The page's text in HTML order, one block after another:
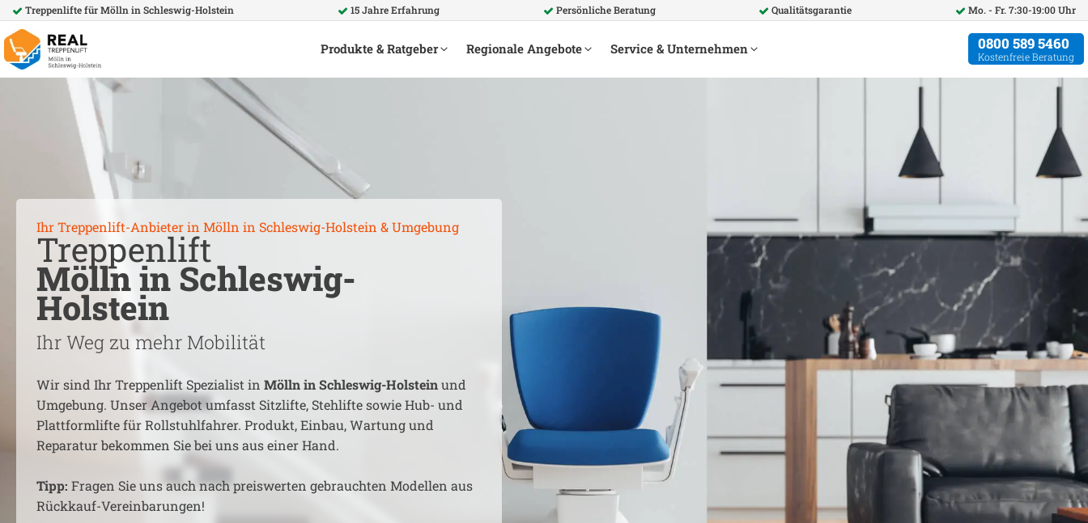
Treppenlifte fürMölln in Schleswig-Holstein 15 Jahre Erfahrung Persönliche Beratung Qualitätsgarantie Mo. - Fr. 7:30-19:00 Uhr
Produkte & Ratgeber Regionale Angebote Service & Unternehmen 0800 589 5460
Kostenfreie Beratung
Ihr Treppenlift-Anbieter in Mölln in Schleswig-Holstein & Umgebung
Treppenlift
Mölln in Schleswig-
Holstein
Ihr Weg zu mehr Mobilität
Wir sind Ihr Treppenlift Spezialist in Mölln in Schleswig-Holsteinund
Umgebung. Unser Angebot umfasst Sitzlifte, Stehlifte sowie Hub- und
Plattformlifte für Rollstuhlfahrer. Produkt, Einbau, Wartung und
Reparatur bekommen Sie bei uns aus einer Hand.
Tipp: Fragen Sie uns auch nach preiswerten gebrauchten Modellen aus
Rückkauf-Vereinbarungen!